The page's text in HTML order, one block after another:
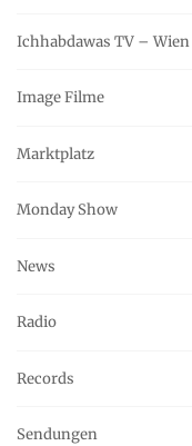
Ichhabdawas TV – Wien
Image Filme
Marktplatz
Monday Show
News
Radio
Records
Sendungen